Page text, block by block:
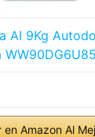
AI 9Kg
en Amazon Al